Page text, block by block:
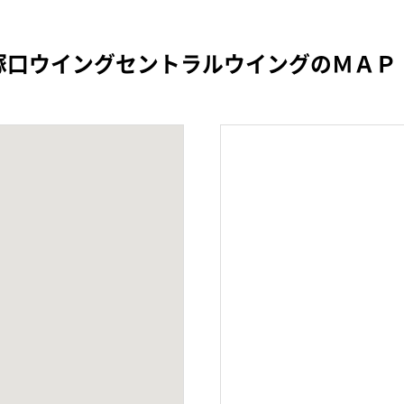
ウイングセントラルウイングのＭＡ